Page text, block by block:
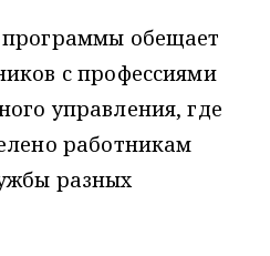
обещает
с профессиями
управления, где
работникам
разных